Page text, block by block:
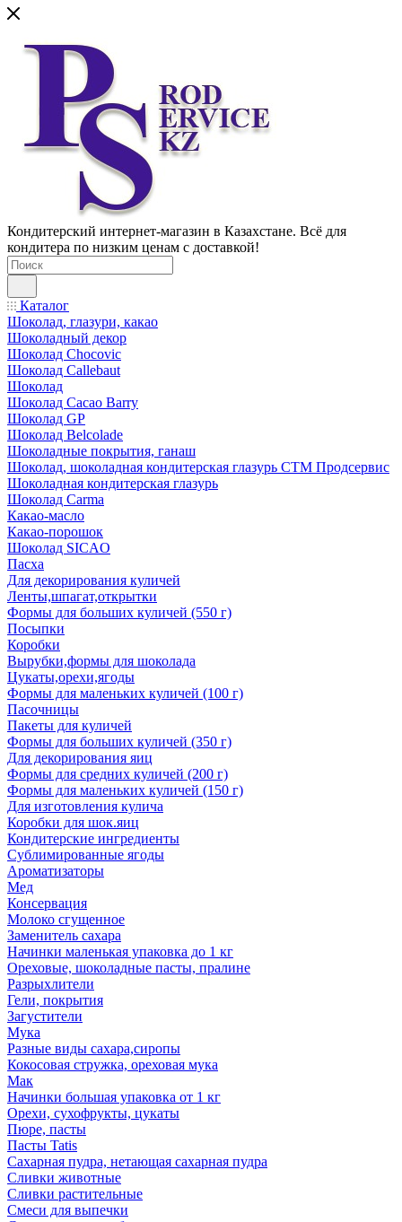
Кондитерский интернет-магазин в Казахстане. Всё для
кондитера по низким ценам с доставкой!
Каталог
Шоколад, глазури, какао
Шоколадный декор
Шоколад Chocovic
Шоколад Callebaut
Шоколад
Шоколад Cacao Barry
Шоколад GP
Шоколад Belcolade
Шоколадные покрытия, ганаш
Шоколад, шоколадная кондитерская глазурь СТМ Продсервис
Шоколадная кондитерская глазурь
Шоколад Carma
Какао-масло
Какао-порошок
Шоколад SICAO
Пасха
Для декорирования куличей
Ленты,шпагат,открытки
Формы для больших куличей (550 г)
Посыпки
Коробки
Вырубки,формы для шоколада
Цукаты,орехи,ягоды
Формы для маленьких куличей (100 г)
Пасочницы
Пакеты для куличей
Формы для больших куличей (350 г)
Для декорирования яиц
Формы для средних куличей (200 г)
Формы для маленьких куличей (150 г)
Для изготовления кулича
Коробки для шок.яиц
Кондитерские ингредиенты
Сублимированные ягоды
Ароматизаторы
Мед
Консервация
Молоко сгущенное
Заменитель сахара
Начинки маленькая упаковка до 1 кг
Ореховые, шоколадные пасты, пралине
Разрыхлители
Гели, покрытия
Загустители
Мука
Разные виды сахара,сиропы
Кокосовая стружка, ореховая мука
Мак
Начинки большая упаковка от 1 кг
Орехи, сухофрукты, цукаты
Пюре, пасты
Пасты Tatis
Сахарная пудра, нетающая сахарная пудра
Сливки животные
Сливки растительные
Смеси для выпечки